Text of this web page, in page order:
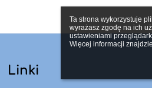
Ta strona wykorzystuje
wyrażasz zgodę na ich
ustawieniami
Więcej informacji
Linki